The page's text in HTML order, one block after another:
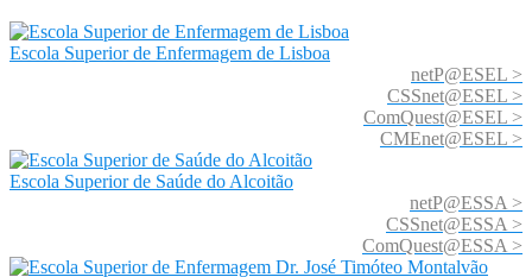
Escola Superior de Enfermagem de Lisboa
netP@ESEL >
CSSnet@ESEL >
ComQuest@ESEL >
CMEnet@ESEL >
Escola Superior de Saúde do Alcoitão
netP@ESSA >
CSSnet@ESSA >
ComQuest@ESSA >